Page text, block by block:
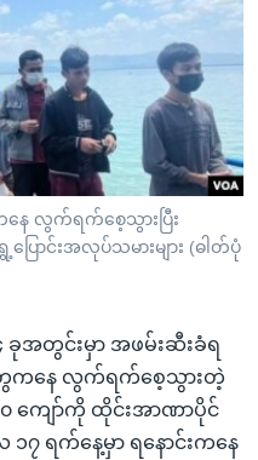
ေ လွက်ရက်စေ့သွားပြီး
ပြောင်းအလုပ်သမားများ (ဓါတ်ပုံ
ခုအတွင်းမှာ အဖမ်းဆီးခံရ
ေကနေ လွက်ရက်စေ့သွားတဲ့
၀ ကျော်ကို ထိုင်းအာဏာပိုင်
၇ ရက်နေ့မှာ ရနောင်းကနေ